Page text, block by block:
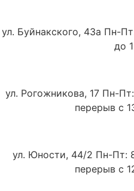
ул. Буйнакского, 43а Пн-
до
ул. Рогожникова, 17 Пн-
перерыв с
ул. Юности, 44/2 Пн-Пт:
перерыв с